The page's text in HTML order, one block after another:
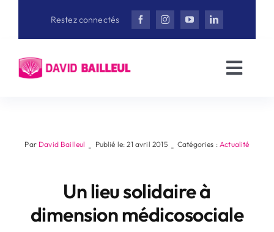
Restez connectés
David Bailleul
Interviews
Par David Bailleul - Publié le: 21 avril 2015 - Catégories :Actualité
Un lieu solidaire à
dimension médicosociale